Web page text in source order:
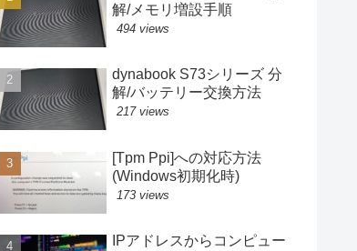
解/メモリ増設手順
494 views
dynabook S73シリーズ 分
解/バッテリー交換方法
217 views
[Tpm Ppi]への対応方法
(Windows初期化時)
173 views
IPアドレスからコンピュー